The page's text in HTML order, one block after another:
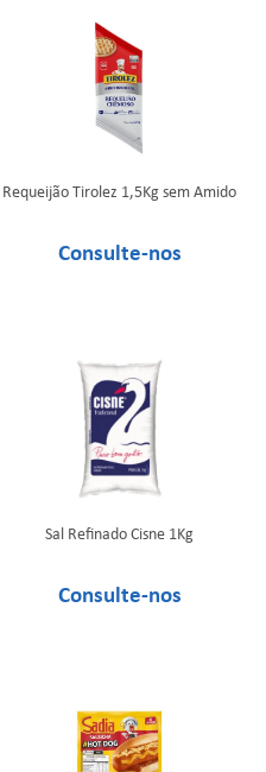
Requeijão Tirolez 1,5Kg sem Amido
Sal Refinado Cisne 1Kg